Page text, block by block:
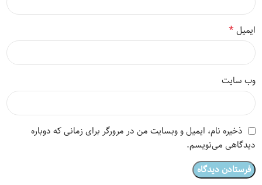
ایمیل*
وب‌ سایت
ذخیره نام، ایمیل و وبسایت من در مرورگر برای زمانی که دوباره
دیدگاهی می‌نویسم.